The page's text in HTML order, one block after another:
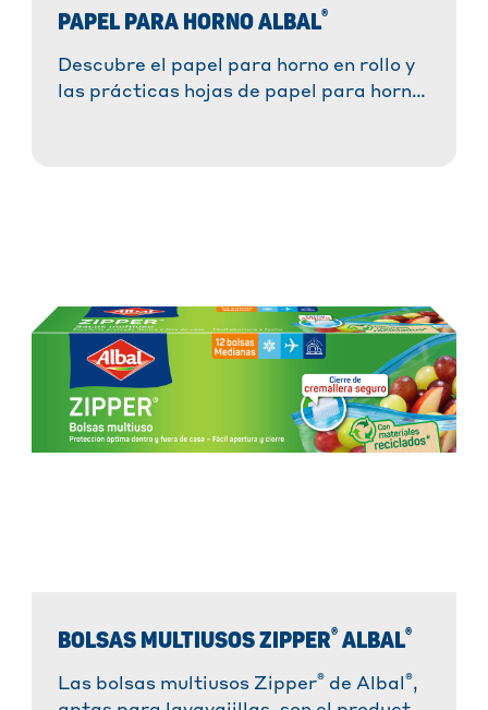
PAPEL PARA HORNO ALBAL®
Descubre el papel para horno en rollo y
las prácticas hojas de papel para horno
BOLSAS MULTIUSOS ZIPPER® ALBAL®
Las bolsas multiusos Zipper® de Albal ®,